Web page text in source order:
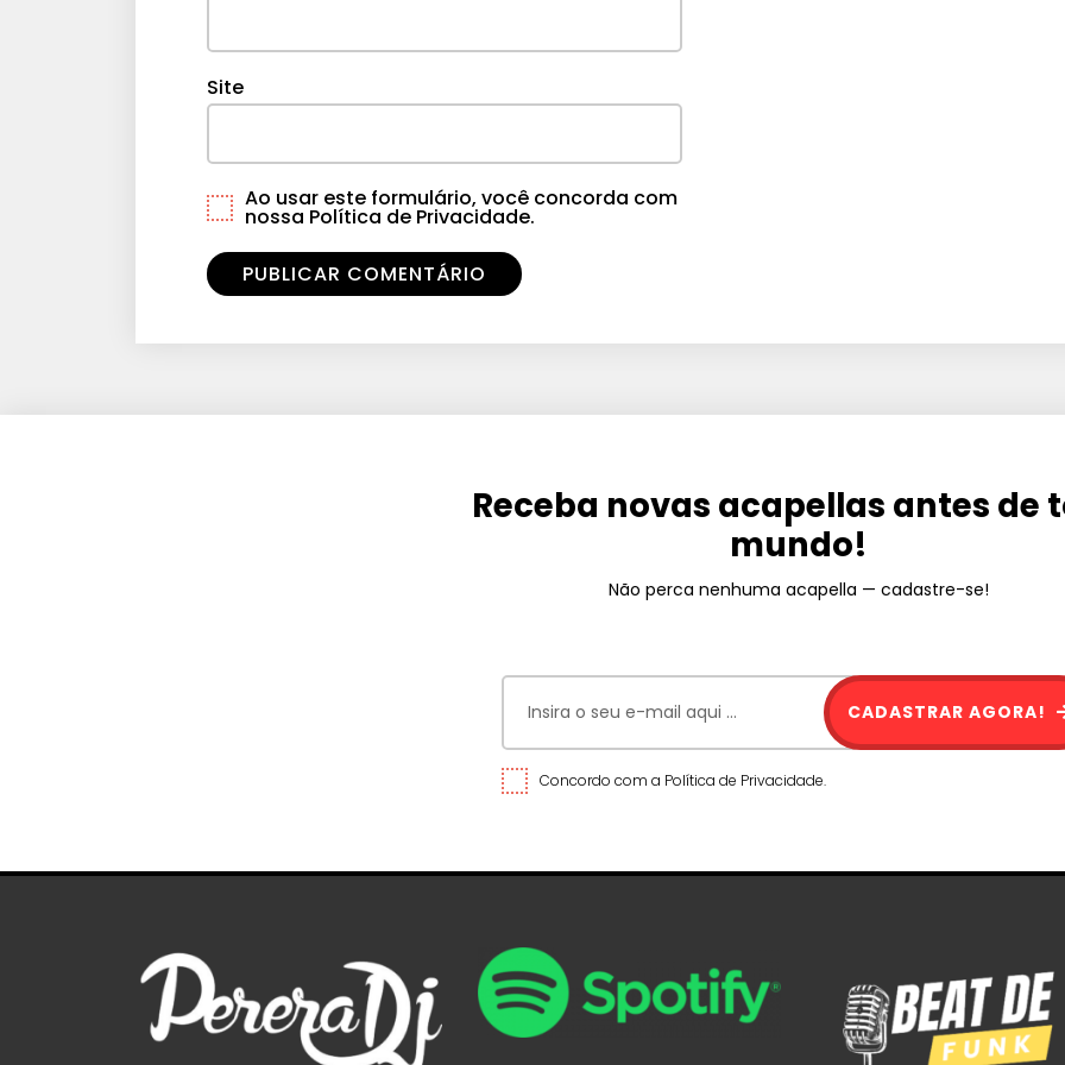
Site
Ao usar este formulário, você concorda com
nossa Política de Privacidade.
Receba novas acapellas antes de
mundo!
Não perca nenhuma acapella — cadastre-se!
Concordo com a Política de Privacidade.
CADASTRAR AGORA!